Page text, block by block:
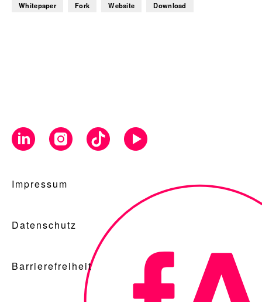
Whitepaper Fork Website Download
Impressum
Datenschutz
Barrierefreiheit